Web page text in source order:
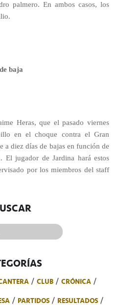
palmero. En ambos casos, los
baja
Heras, que el pasado viernes
en el choque contra el Gran
a diez días de bajas en función de
El jugador de Jardina hará estos
por los miembros del staff
CLUB
CRÓNICA
PARTIDOS RESULTADOS